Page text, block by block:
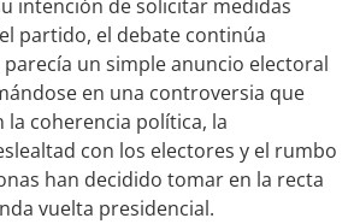
intención de solicitar medidas
partido, el debate continúa
un simple anuncio electoral
en una controversia que
la coherencia política, la
con los electores y el rumbo
han decidido tomar en la recta
vuelta presidencial.